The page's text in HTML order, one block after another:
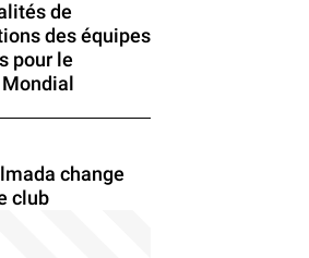
de
des équipes
pour le
change
club